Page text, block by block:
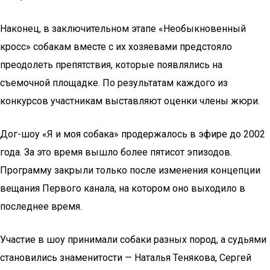
Наконец, в заключительном этапе «Необыкновенный
кросс» собакам вместе с их хозяевами предстояло
преодолеть препятствия, которые появлялись на
съемочной площадке. По результатам каждого из
конкурсов участникам выставляют оценки члены жюри.
Дог-шоу «Я и моя собака» продержалось в эфире до 2002
года. За это время вышло более пятисот эпизодов.
Программу закрыли только после изменения концепции
вещания Первого канала, на котором оно выходило в
последнее время.
Участие в шоу принимали собаки разных пород, а судьями
становились знаменитости — Наталья Тенякова, Сергей